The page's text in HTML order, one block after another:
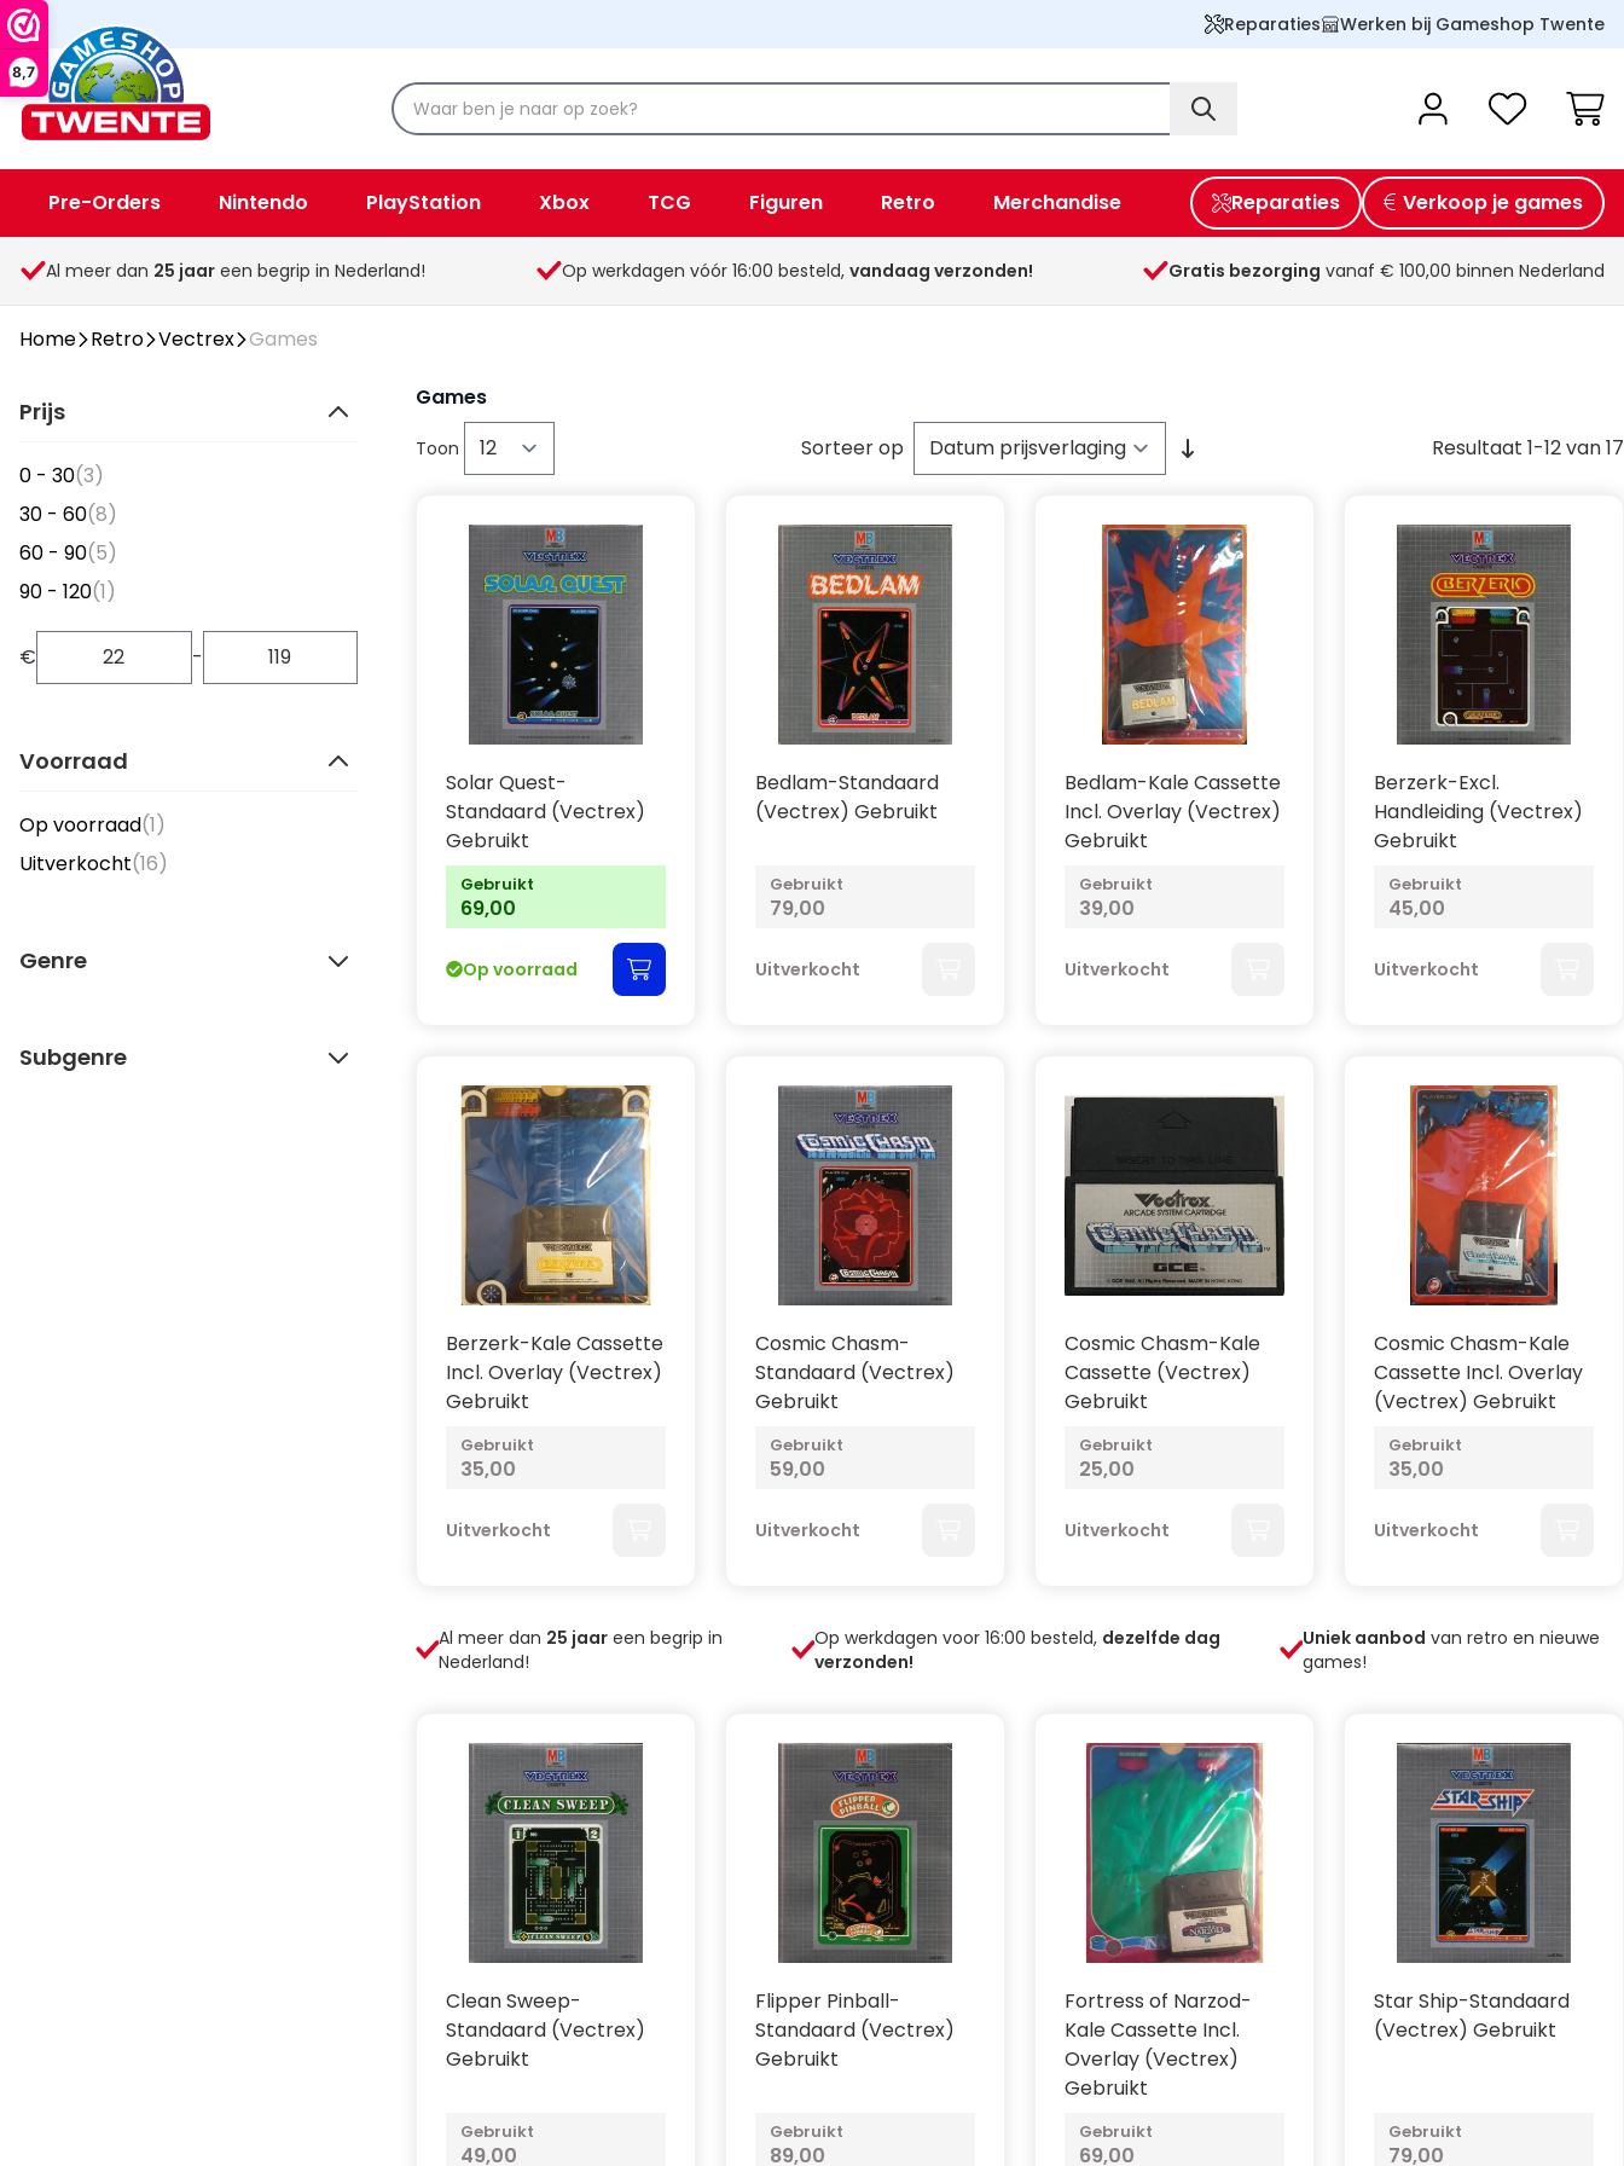
8,7
Reparaties Werken bij Gameshop Twente
Pre-Orders Nintendo PlayStation Xbox TCG Figuren Retro Merchandise
Spellen & Speelgoed Overige
Reparaties Verkoop je games
Al meer dan 25 jaar een begrip in Nederland! Op werkdagen vóór 16:00 besteld, vandaag verzonden! Gratis bezorging vanaf € 100,00 binnen Nederland
Home Retro Vectrex Games
Prijs
0 - 30(3)
30 - 60(8)
60 - 90(5)
90 - 120(1)
€ -
Voorraad
Op voorraad(1)
Uitverkocht(16)
Genre
Subgenre
Games
Toon Resultaat 1-12van17
Sorteer op
Solar Quest-
Standaard (Vectrex)
Gebruikt
Gebruikt
69,00
Op voorraad
Bedlam-Standaard
(Vectrex) Gebruikt
Gebruikt
79,00
Uitverkocht
Bedlam-Kale Cassette
Incl. Overlay (Vectrex)
Gebruikt
Gebruikt
39,00
Uitverkocht
Berzerk-Excl.
Handleiding (Vectrex)
Gebruikt
Gebruikt
45,00
Uitverkocht
Berzerk-Kale Cassette
Incl. Overlay (Vectrex)
Gebruikt
Gebruikt
35,00
Uitverkocht
Cosmic Chasm-
Standaard (Vectrex)
Gebruikt
Gebruikt
59,00
Uitverkocht
Cosmic Chasm-Kale
Cassette (Vectrex)
Gebruikt
Gebruikt
25,00
Uitverkocht
Cosmic Chasm-Kale
Cassette Incl. Overlay
(Vectrex) Gebruikt
Gebruikt
35,00
Uitverkocht
Al meer dan 25 jaar een begrip in
Nederland!
Op werkdagen voor 16:00 besteld, dezelfde dag
verzonden!
Uniek aanbod van retro en nieuwe
games!
Clean Sweep-
Standaard (Vectrex)
Gebruikt
Gebruikt
49,00
Flipper Pinball-
Standaard (Vectrex)
Gebruikt
Gebruikt
89,00
Fortress of Narzod-
Kale Cassette Incl.
Overlay (Vectrex)
Gebruikt
Gebruikt
69,00
Star Ship-Standaard
(Vectrex) Gebruikt
Gebruikt
79,00